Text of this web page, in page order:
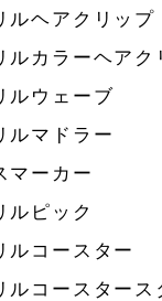
ルヘアクリップ
ルカラーヘアク
ルウェーブ
ルマドラー
マーカー
ルピック
ルコースター
ルコースタース